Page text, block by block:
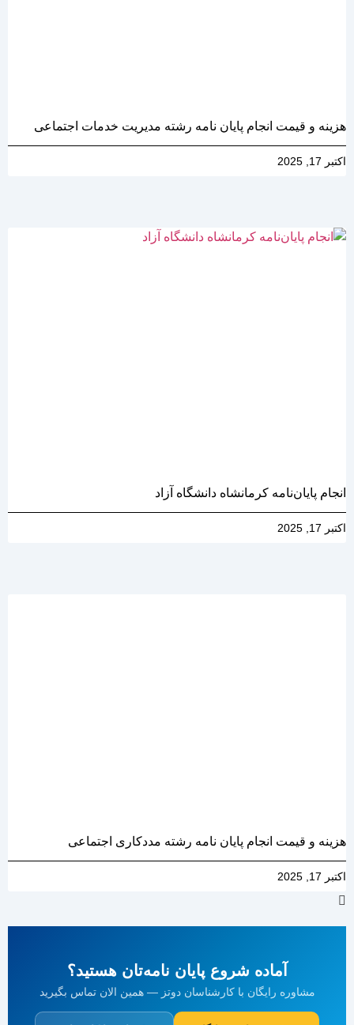
هزینه و قیمت انجام پایان نامه رشته مدیریت خدمات اجتماعی
اکتبر 17, 2025
انجام پایان‌نامه کرمانشاه دانشگاه آزاد
اکتبر 17, 2025
هزینه و قیمت انجام پایان نامه رشته مددکاری اجتماعی
اکتبر 17, 2025
آماده شروع پایان نامه‌تان هستید؟
مشاوره رایگان با کارشناسان دوتز — همین الان تماس بگیرید